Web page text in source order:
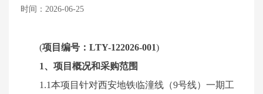
时间：2026-06-25
(项目编号： LTY-122026-001)
1、项目概况和采购范围
1.1本项目针对西安地铁临潼线（9号线）一期工